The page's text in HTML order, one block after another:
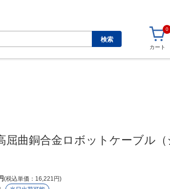
検索
0
カート
曲銅合金ロボットケーブル（
税込単価 16,221 円